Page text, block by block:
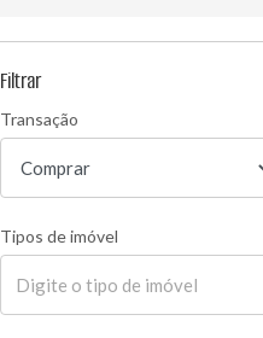
Filtrar
Transação
Tipos de imóvel